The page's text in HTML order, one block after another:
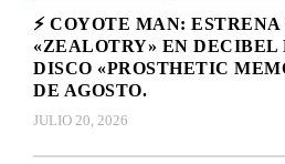
⚡ COYOTE MAN:
«ZEALOTRY» EN
DISCO «PROSTHETIC
DE AGOSTO.
JULIO 20, 2026